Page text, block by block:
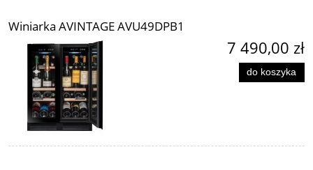
Winiarka AVINTAGE AVU49DPB1
7 490,00 zł
do koszyka